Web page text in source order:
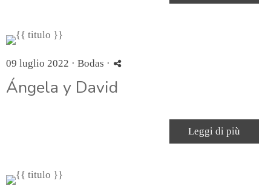
09 luglio 2022 · Bodas ·
Ángela y David
Leggi di più